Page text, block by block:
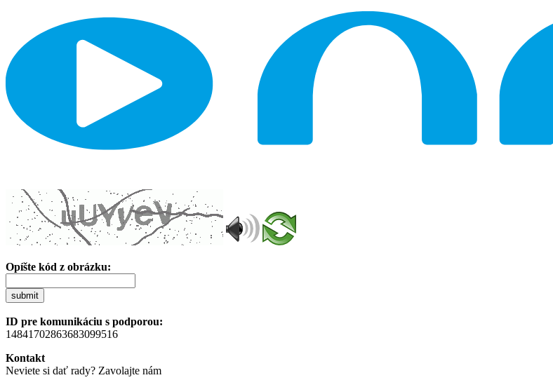
Opíšte kód z obrázku:
submit
ID pre komunikáciu s podporou:
14841702863683099516
Kontakt
Neviete si dať rady? Zavolajte nám